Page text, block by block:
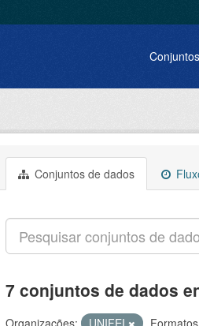
Conjuntos de dados
7 conjuntos de dados
Organizações: UNIFEI